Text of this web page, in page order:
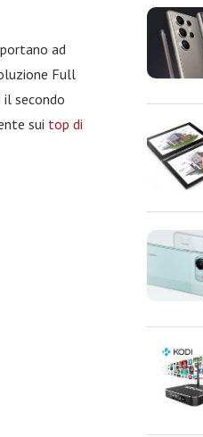
ad
Full
secondo
sui top di